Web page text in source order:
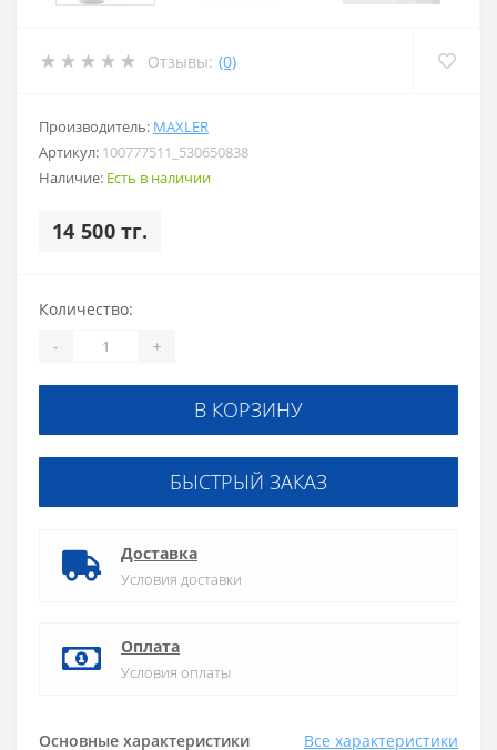
Отзывы: (0)
Производитель: MAXLER
Артикул: 100777511_530650838
Наличие: Есть в наличии
14 500 тг.
Основные характеристики Все характеристики
Количество:
- +
В КОРЗИНУ
БЫСТРЫЙ ЗАКАЗ
Доставка
Условия доставки
Оплата
Условия оплаты